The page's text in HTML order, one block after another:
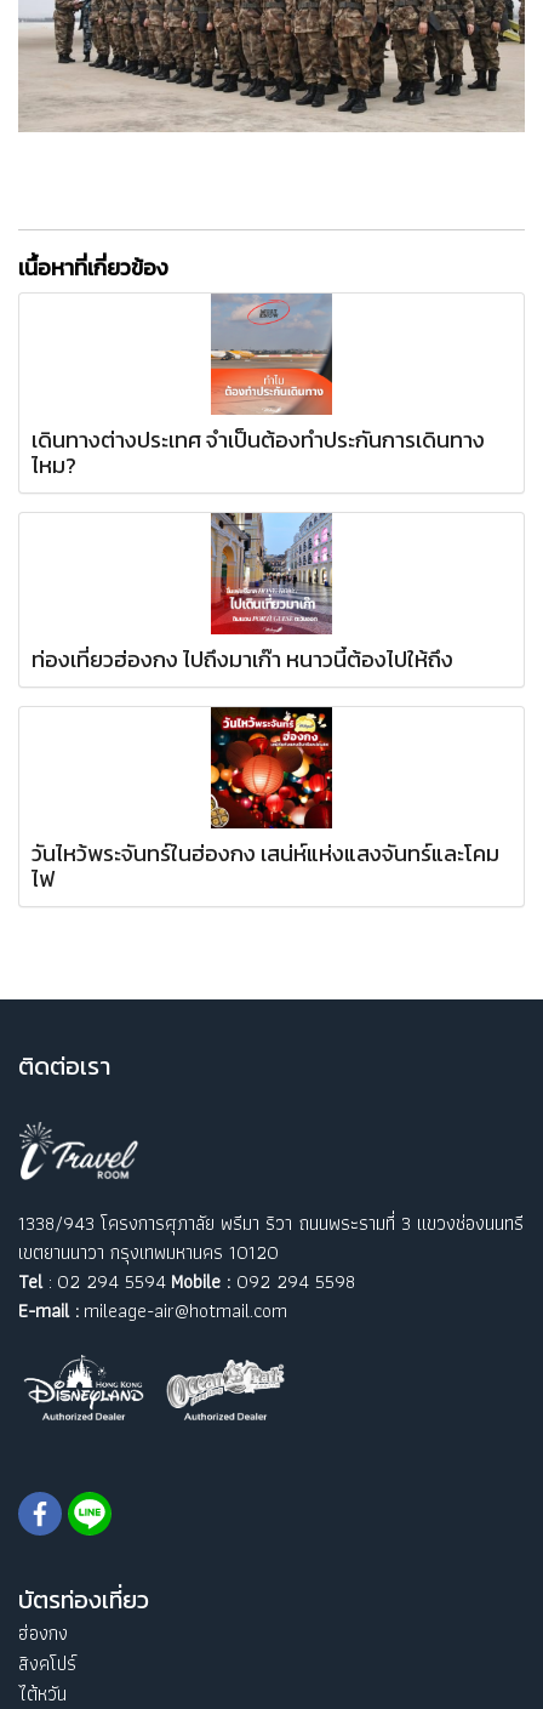
เนื้อหาที่เกี่ยวข้อง
เดินทางต่างประเทศ จำเป็นต้องทำประกันการเดินทาง
ไหม?
ท่องเที่ยวฮ่องกง ไปถึงมาเก๊า หนาวนี้ต้องไปให้ถึง
วันไหว้พระจันทร์ในฮ่องกง เสน่ห์แห่งแสงจันทร์และโคม
ไฟ
ติดต่อเรา
1338/943 โครงการศุภาลัย พรีมา ริวา ถนนพระรามที่ 3 แขวงช่องนนทรี
เขตยานนาวา กรุงเทพมหานคร 10120
Tel: 02 294 5594 Mobile : 092 294 5598
E-mail : mileage-air@hotmail.com
บัตรท่องเที่ยว
ฮ่องกง
สิงคโปร์
ไต้หวัน